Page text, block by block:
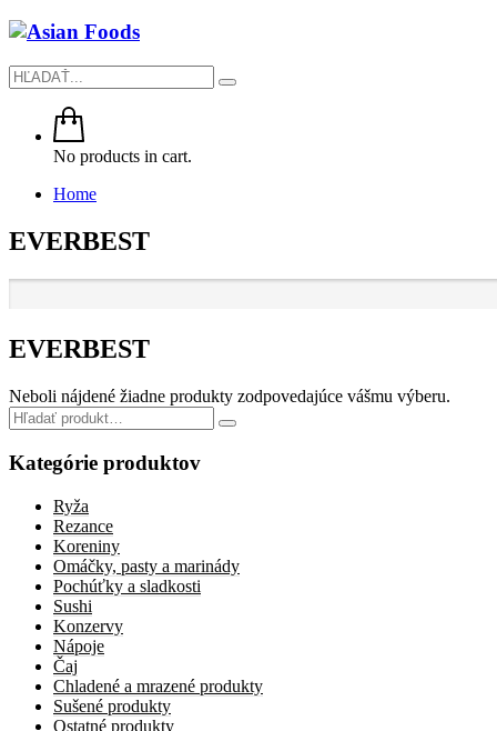
No products in cart.
Home
EVERBEST
EVERBEST
Neboli nájdené žiadne produkty zodpovedajúce vášmu výberu.
Search
for:
Kategórie produktov
Ryža
Rezance
Koreniny
Omáčky, pasty a marinády
Pochúťky a sladkosti
Sushi
Konzervy
Nápoje
Čaj
Chladené a mrazené produkty
Sušené produkty
Ostatné produkty